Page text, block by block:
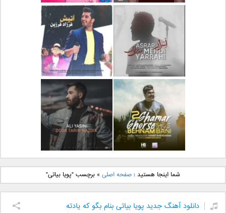
دانلود آهنگ جدید رضا
بهرام بنام نگار
دانلود آهنگ جدید علی
لهراسبی بنام صورت
دانلود آهنگ جدید مهدی
یراحی بنام اسرار
دانلود آهنگ جدید فرزاد
فرزین بنام آتیش
دانلود آهنگ جدید بهنام
بانی بنام قرص قمر 2
دانلود آهنگ جدید علی
یاسینی بنام دورترین نزدیک
شما اینجا هستید :صفحه اصلی »برچسب "پويا بياتی"
دانلود آهنگ جدید پويا بياتی بنام بگو كه يادته